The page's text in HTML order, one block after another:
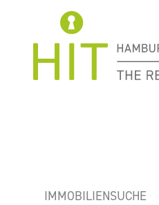
IMMOBILIENSUCHE
TOLLE